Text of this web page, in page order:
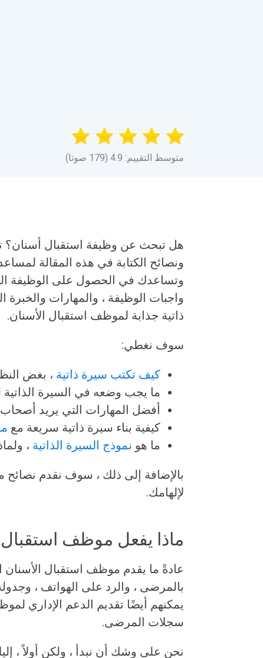
متوسط التقييم: 4.9 (179 صوتا)
هل تبحث عن وظيفة استقبال أسنان؟
ونصائح الكتابة في هذه المقالة
وتساعدك في الحصول على الوظيفة
واجبات الوظيفة ، والمهارات والخبرة
ذاتية جذابة لموظف استقبال الأسنان.
سوف نغطي:
كيف تكتب سيرة ذاتية ، بغض
ما يجب وضعه في السيرة الذاتية
أفضل المهارات التي يريد
كيفية بناء سيرة ذاتية سريعة مع
ما هو نموذج السيرة الذاتية ،
بالإضافة إلى ذلك ، سوف نقدم نصائح
لإلهامك.
ماذا يفعل موظف استقبال
عادةً ما يقدم موظف استقبال
بالمرضى ، والرد على الهواتف ،
يمكنهم أيضًا تقديم الدعم الإداري
سجلات المرضى.
نحن على وشك أن نبدأ ، ولكن أولاً ،